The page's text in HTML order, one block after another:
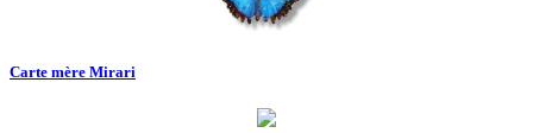
Carte mère Mirari